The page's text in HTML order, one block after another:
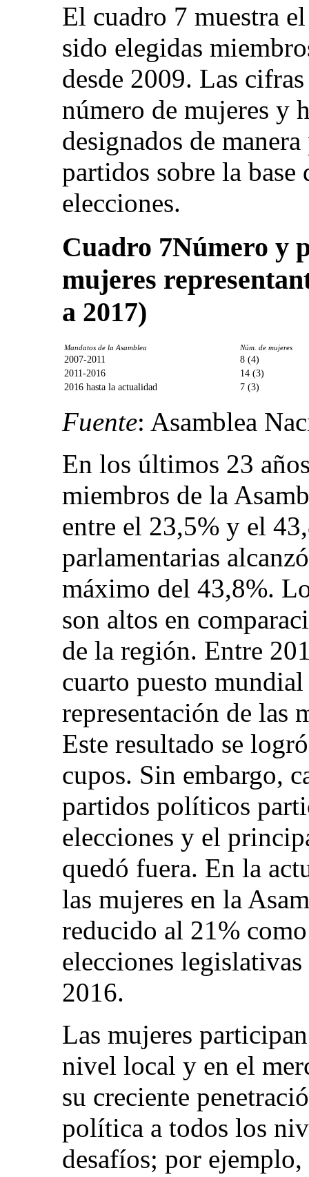
El cuadro 7 muestra
sido elegidas
desde 2009. Las
número de mujeres y
designados de
partidos sobre la base
elecciones.
Cuadro 7Número y
mujeres
a 2017)
Mandatos de la Asamblea Núm. de mujeres
2007-2011
8 (4)
2011-2016
14 (3)
2016 hasta la actualidad
7 (3)
Fuente: Asamblea
En los últimos 23
miembros de la
entre el 23,5% y el
parlamentarias
máximo del 43,8%.
son altos en
de la región. Entre
cuarto puesto
representación de las
Este resultado se
cupos. Sin embargo,
partidos políticos
elecciones y el
quedó fuera. En la
las mujeres en la
reducido al 21%
elecciones
2016.
Las mujeres
nivel local y en el
su creciente
política a todos los
desafíos; por ejemplo,